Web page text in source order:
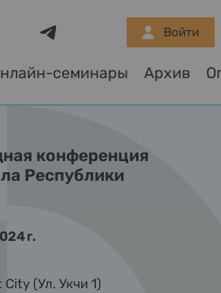
Онлайн-семинары Архив
Войти
конференция
Республики
г.
(Ул. Укчи 1)